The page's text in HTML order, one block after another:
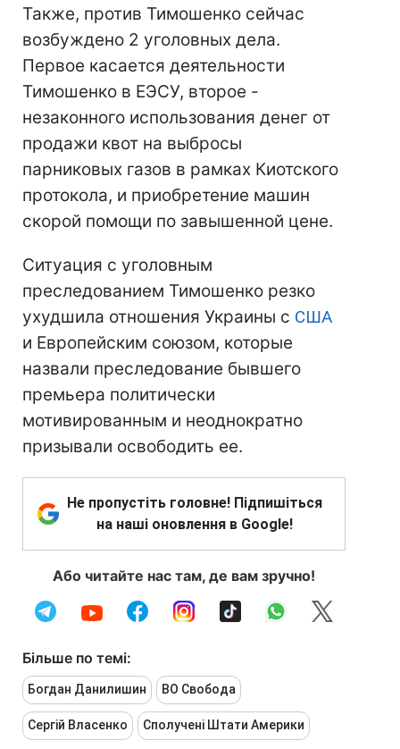
Также, против Тимошенко сейчас
возбуждено 2 уголовных дела.
Первое касается деятельности
Тимошенко в ЕЭСУ, второе -
незаконного использования денег от
продажи квот на выбросы
парниковых газов в рамках Киотского
протокола, и приобретение машин
скорой помощи по завышенной цене.
Ситуация с уголовным
преследованием Тимошенко резко
ухудшила отношения Украины с США
и Европейским союзом, которые
назвали преследование бывшего
премьера политически
мотивированным и неоднократно
призывали освободить ее.
Не пропустіть головне! Підпишіться
на наші оновлення в Google!
Або читайте нас там, де вам зручно!
Більше по темі:
Богдан Данилишин ВО Свобода
Сергій Власенко Сполучені Штати Америки